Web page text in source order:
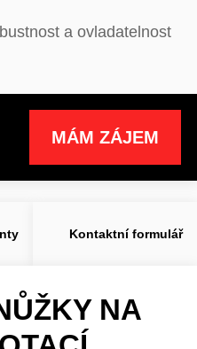
a ovladatelnost
MÁM ZÁJEM
Kontaktní formulář
NA